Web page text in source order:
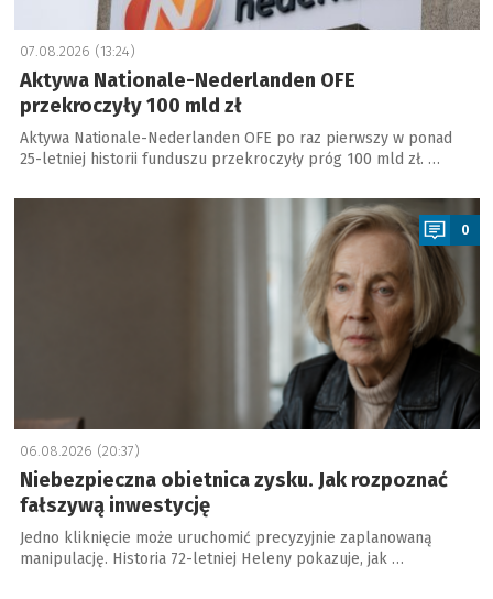
07.08.2026 (13:24)
Aktywa Nationale-Nederlanden OFE
przekroczyły 100 mld zł
Aktywa Nationale-Nederlanden OFE po raz pierwszy w ponad
25-letniej historii funduszu przekroczyły próg 100 mld zł. …
a
0
06.08.2026 (20:37)
Niebezpieczna obietnica zysku. Jak rozpoznać
fałszywą inwestycję
Jedno kliknięcie może uruchomić precyzyjnie zaplanowaną
manipulację. Historia 72-letniej Heleny pokazuje, jak …